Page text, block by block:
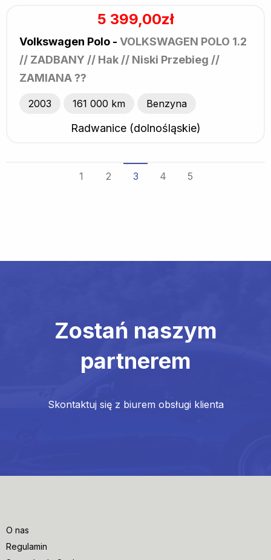
5 399,00zł
Volkswagen Polo - VOLKSWAGEN POLO 1.2
// ZADBANY // Hak // Niski Przebieg //
ZAMIANA ??
2003 161 000 km Benzyna
Radwanice (dolnośląskie)
1 2 3 4 5
Zostań naszym
partnerem
Skontaktuj się z biurem obsługi klienta
O nas
Regulamin